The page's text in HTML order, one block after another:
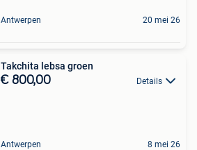
Antwerpen 20 mei 26
Takchita lebsa groen
€ 800,00 Details
Antwerpen 8 mei 26